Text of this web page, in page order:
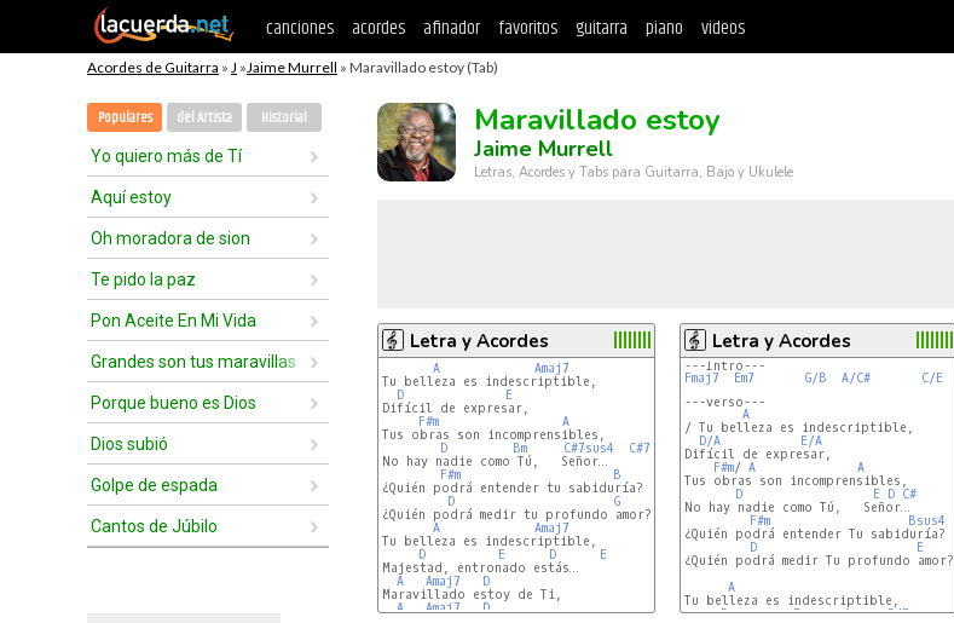
canciones acordes afinador favoritos guitarra piano videos
Acordes de Guitarra » J »Jaime Murrell » Maravillado estoy (Tab)
Populares del Artista Historial
Yo quiero más de Tí
Aquí estoy
Oh moradora de sion
Te pido la paz
Pon Aceite En Mi Vida
Grandes son tus maravillas
Porque bueno es Dios
Dios subió
Golpe de espada
Cantos de Júbilo
Maravillado estoy
Jaime Murrell
Letras, Acordes y Tabs para Guitarra, Bajo y Ukulele
Letra y Acordes
A
Amaj7
Tu belleza es indescriptible,
D
E
Difícil de expresar,
F#m
A
Tus obras son incomprensibles,
D
Bm C#7sus4
C#7
No hay nadie como Tú,   Señor…
F#m
B
¿Quién podrá entender tu sabiduría?
D
G
¿Quién podrá medir tu profundo amor?
A
Amaj7
Tu belleza es indescriptible,
D
E D
E
Majestad, entronado estás…
A
Amaj7
D
Maravillado estoy de Ti,
A
Amaj7
D
Letra y Acordes
---Intro---
Fmaj7 Em7 G/B A/C# C/E
---verso---
A
/ Tu belleza es indescriptible,
D/A
E/A
Difícil de expresar,
F#m/ A
A
Tus obras son incomprensibles,
D
E D C#
No hay nadie como Tú,   Señor…
F#m
Bsus4
¿Quién podrá entender Tu sabiduría?
D
E
¿Quién podrá medir Tu profundo amor?
A
Tu belleza es indescriptible,
D
E A D/E